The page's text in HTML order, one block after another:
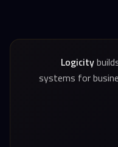
Logicity
systems for